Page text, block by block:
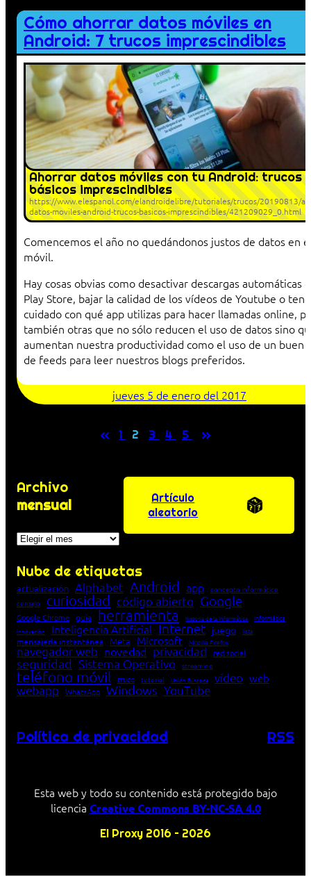
Cómo ahorrar datos móviles en
Android: 7 trucos imprescindibles
Ahorrar datos móviles con tu Android: trucos
básicos imprescindibles
https://www.elespanol.com/elandroidelibre/tutoriales/trucos/20190813/
datos-moviles-android-trucos-basicos-imprescindibles/421209029_0.html
Comencemos el año no quedándonos justos de datos en
móvil.
Hay cosas obvias como desactivar descargas automáticas
Play Store, bajar la calidad de los vídeos de Youtube o
cuidado con qué app utilizas para hacer llamadas online,
también otras que no sólo reducen el uso de datos sino
aumentan nuestra productividad como el uso de un buen
de feeds para leer nuestros blogs preferidos.
jueves 5 de enero del 2017
« 1 2 3 4 5 »
Archivo
mensual
Archivos
Artículo
aleatorio
Nube de etiquetas
actualización Alphabet Android app concepto informático
consejo
curiosidad código abierto Google
Google Chrome guía herramienta historia de la Informática Informática
innovación Inteligencia Artificial Internet juego lista
mensajería instantánea Meta Microsoft Mozilla Firefox
navegador web novedad privacidad red social
seguridad Sistema Operativo streaming
teléfono móvil truco tutorial Unión Europea vídeo web
webapp WhatsApp Windows YouTube
Política de privacidad RSS
Esta web y todo su contenido está protegido bajo
licencia Creative Commons BY-NC-SA 4.0
El Proxy 2016 – 2026